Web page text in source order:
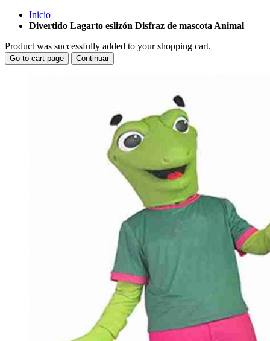
Inicio
Divertido Lagarto eslizón Disfraz de mascota Animal
Product was successfully added to your shopping cart.
Go to cart page Continuar